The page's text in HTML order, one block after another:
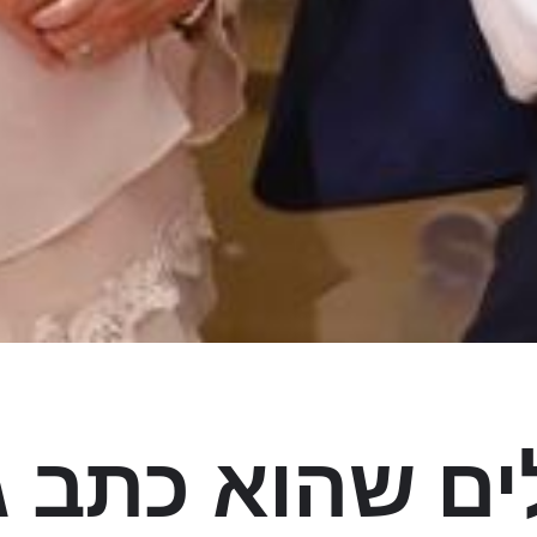
שהוא כתב